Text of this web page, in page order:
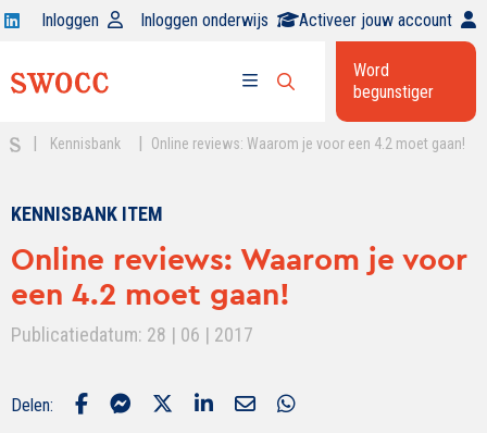
Open
op
Inloggen Inloggen onderwijs Activeer jouw account
menu
Open
zoekbalk
Word
begunstiger
Kennisbank Online reviews: Waarom je voor een 4.2 moet gaan!
KENNISBANK ITEM
Online reviews: Waarom je voor
een 4.2 moet gaan!
Publicatiedatum: 28 | 06 | 2017
Delen: